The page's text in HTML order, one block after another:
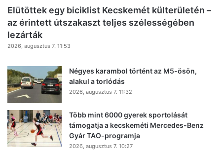
Elütöttek egy biciklist Kecskemét külterületén –
az érintett útszakaszt teljes szélességében
lezárták
2026, augusztus 7. 11:53
Négyes karambol történt az M5-ösön,
alakul a torlódás
2026, augusztus 7. 11:32
Több mint 6000 gyerek sportolását
támogatja a kecskeméti Mercedes-Benz
Gyár TAO-programja
2026, augusztus 7. 10:27